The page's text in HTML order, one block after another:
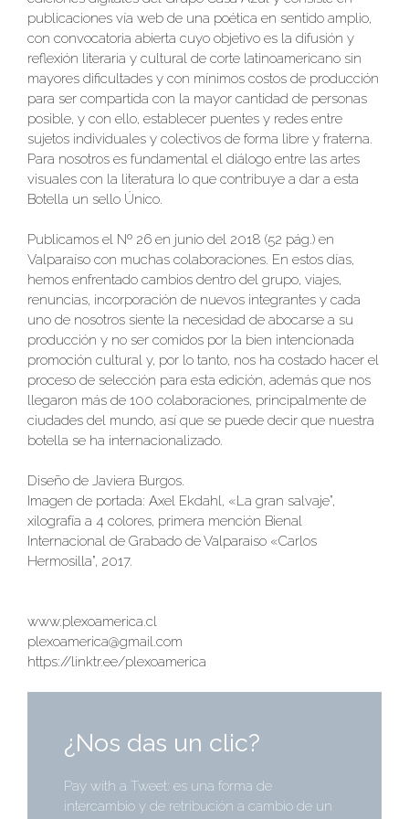
publicaciones vía web de una poética en sentido amplio,
con convocatoria abierta cuyo objetivo es la difusión y
reflexión literaria y cultural de corte latinoamericano sin
mayores dificultades y con mínimos costos de producción
para ser compartida con la mayor cantidad de personas
posible, y con ello, establecer puentes y redes entre
sujetos individuales y colectivos de forma libre y fraterna.
Para nosotros es fundamental el diálogo entre las artes
visuales con la literatura lo que contribuye a dar a esta
Botella un sello Único.
Publicamos el Nº 26 en junio del 2018 (52 pág.) en
Valparaíso con muchas colaboraciones. En estos días,
hemos enfrentado cambios dentro del grupo, viajes,
renuncias, incorporación de nuevos integrantes y cada
uno de nosotros siente la necesidad de abocarse a su
producción y no ser comidos por la bien intencionada
promoción cultural y, por lo tanto, nos ha costado hacer el
proceso de selección para esta edición, además que nos
llegaron más de 100 colaboraciones, principalmente de
ciudades del mundo, así que se puede decir que nuestra
botella se ha internacionalizado.
Diseño de Javiera Burgos.
Imagen de portada: Axel Ekdahl, «La gran salvaje”,
xilografía a 4 colores, primera mención Bienal
Internacional de Grabado de Valparaiso «Carlos
Hermosilla”, 2017.
www.plexoamerica.cl
plexoamerica@gmail.com
https://linktr.ee/plexoamerica
¿Nos das un clic?
Pay with a Tweet: es una forma de
intercambio y de retribución a cambio de un